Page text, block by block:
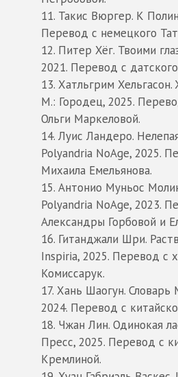
11. Такис Вюргер. К
Перевод с немецкого
12. Питер Хёг. Твоими
2021. Перевод с
13. Хатльгрим
М.: Городец, 2025.
Ольги Маркеловой.
14. Луис Ландеро.
Polyandria NoAge, 2025.
Михаила Емельянова.
15. Антонио Муньос
Polyandria NoAge, 2023.
Александры Горбовой и
16. Гитанджали Шри.
Inspiria, 2025. Перевод с
Комиссарук.
17. Хань Шаогун.
2024. Перевод с
18. Чжан Лин. Одинокая
Пресс, 2025. Перевод с
Кремлиной.